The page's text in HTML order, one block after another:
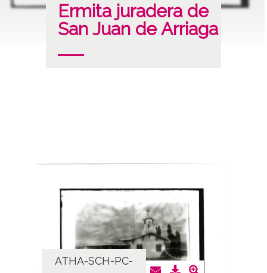
Ermita juradera de
San Juan de Arriaga
ATHA-SCH-PC-